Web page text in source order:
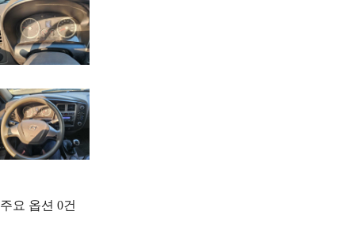
주요 옵션 0건